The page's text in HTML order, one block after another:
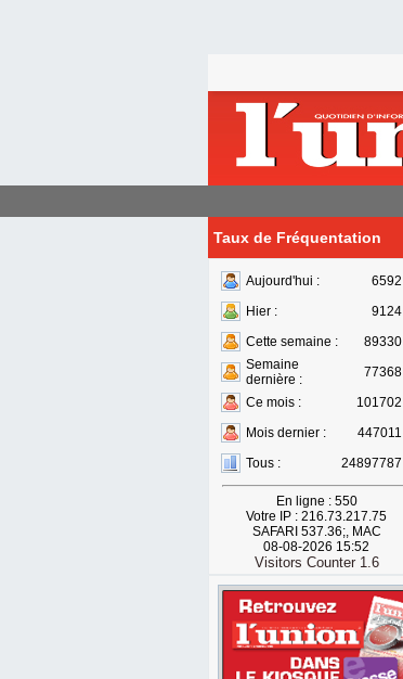
Taux de Fréquentation
Aujourd'hui :
6592
Hier :
9124
Cette semaine :
89330
Semaine
dernière :
77368
Ce mois :
101702
Mois dernier :
447011
Tous :
24897787
En ligne : 550
Votre IP : 216.73.217.75
SAFARI 537.36;, MAC
08-08-2026 15:52
Visitors Counter 1.6